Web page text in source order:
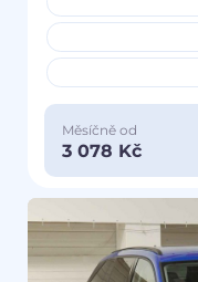
Měsíčně od
3 078 Kč